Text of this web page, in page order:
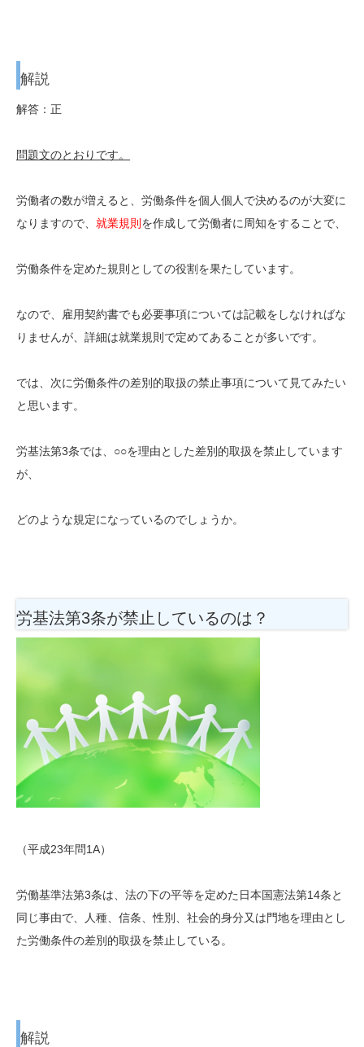
解説
解答：正
問題文のとおりです。
労働者の数が増えると、労働条件を個人個人で決めるのが大変に
なりますので、 就業規則 を作成して労働者に周知をすることで、
労働条件を定めた規則としての役割を果たしています。
なので、雇用契約書でも必要事項については記載をしなければな
りませんが、詳細は就業規則で定めてあることが多いです。
では、次に労働条件の差別的取扱の禁止事項について見てみたい
と思います。
労基法第3条では、○○を理由とした差別的取扱を禁止しています
が、
どのような規定になっているのでしょうか。
労基法第3条が禁止しているのは？
（平成23年問1A）
労働基準法第3条は、法の下の平等を定めた日本国憲法第14条と
同じ事由で、人種、信条、性別、社会的身分又は門地を理由とし
た労働条件の差別的取扱を禁止している。
解説